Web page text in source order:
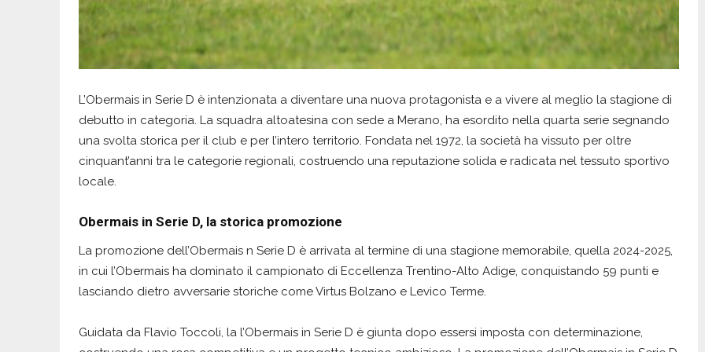
L’Obermais in Serie D è intenzionata a diventare una nuova protagonista e a vivere al meglio la stagione di
debutto in categoria. La squadra altoatesina con sede a Merano, ha esordito nella quarta serie segnando
una svolta storica per il club e per l’intero territorio. Fondata nel 1972, la società ha vissuto per oltre
cinquant’anni tra le categorie regionali, costruendo una reputazione solida e radicata nel tessuto sportivo
locale.
Obermais in Serie D, la storica promozione
La promozione dell’Obermais n Serie D è arrivata al termine di una stagione memorabile, quella 2024-2025,
in cui l’Obermais ha dominato il campionato di Eccellenza Trentino-Alto Adige, conquistando 59 punti e
lasciando dietro avversarie storiche come Virtus Bolzano e Levico Terme.
Guidata da Flavio Toccoli, la l’Obermais in Serie D è giunta dopo essersi imposta con determinazione,